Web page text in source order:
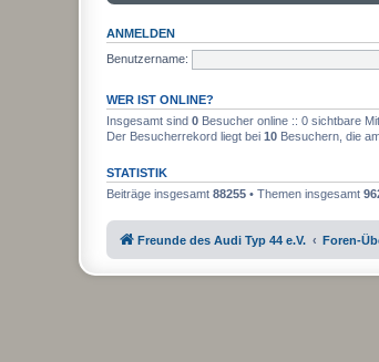
ANMELDEN
Benutzername:
WER IST ONLINE?
Insgesamt sind 0 Besucher online :: 0 sichtbare
Der Besucherrekord liegt bei 10 Besuchern, die
STATISTIK
Beiträge insgesamt 88255 • Themen insgesamt
Freunde des Audi Typ 44 e.V. Foren-